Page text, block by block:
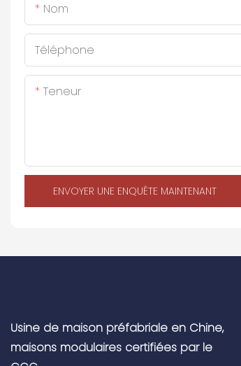
Nom
Téléphone
Teneur
ENVOYER UNE ENQUÊTE MAINTENANT
Usine de maison préfabriale en Chine,
maisons modulaires certifiées par le